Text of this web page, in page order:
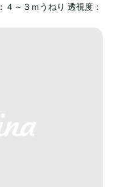
３ｍうねり 透視度：